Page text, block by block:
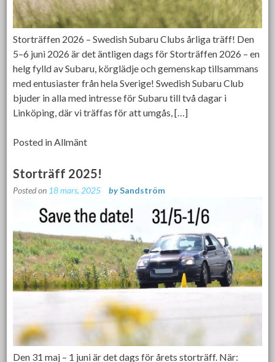
Storträffen 2026 – Swedish Subaru Clubs årliga träff! Den
5–6 juni 2026 är det äntligen dags för Storträffen 2026 – en
helg fylld av Subaru, körglädje och gemenskap tillsammans
med entusiaster från hela Sverige! Swedish Subaru Club
bjuder in alla med intresse för Subaru till två dagar i
Linköping, där vi träffas för att umgås, […]
Posted inAllmänt
Storträff 2025!
Posted on 18 mars, 2025 bySandström
Den 31 maj – 1 juni är det dags för årets storträff. När: